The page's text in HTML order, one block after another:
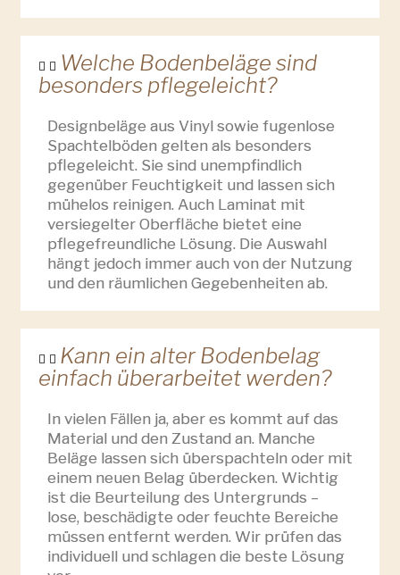
Welche Bodenbeläge sind
besonders pflegeleicht?
Designbeläge aus Vinyl sowie fugenlose
Spachtelböden gelten als besonders
pflegeleicht. Sie sind unempfindlich
gegenüber Feuchtigkeit und lassen sich
mühelos reinigen. Auch Laminat mit
versiegelter Oberfläche bietet eine
pflegefreundliche Lösung. Die Auswahl
hängt jedoch immer auch von der Nutzung
und den räumlichen Gegebenheiten ab.
Kann ein alter Bodenbelag
einfach überarbeitet werden?
In vielen Fällen ja, aber es kommt auf das
Material und den Zustand an. Manche
Beläge lassen sich überspachteln oder mit
einem neuen Belag überdecken. Wichtig
ist die Beurteilung des Untergrunds –
lose, beschädigte oder feuchte Bereiche
müssen entfernt werden. Wir prüfen das
individuell und schlagen die beste Lösung